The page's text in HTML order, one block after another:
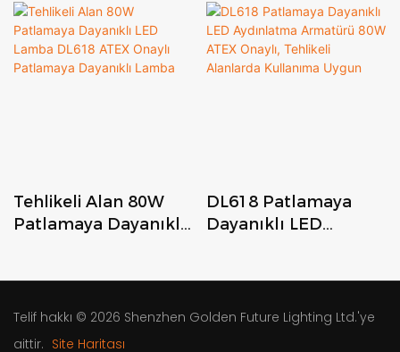
Tehlikeli Alan 80W
Patlamaya Dayanıklı
Lamba
DL618 Patlamaya
Dayanıklı LED
Alanlarda Kullanıma
Telif hakkı © 2026 Shenzhen Golden Future Lighting Ltd.'ye
aittir. Site Haritası